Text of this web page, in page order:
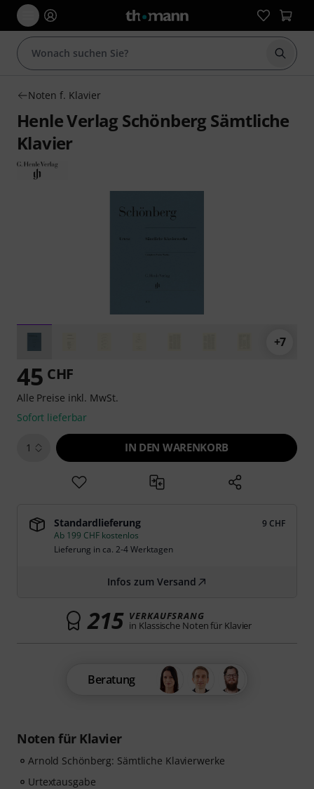
Suche
Noten f. Klavier
Henle Verlag Schönberg Sämtliche
Klavier
+7
Noten für Klavier
Arnold Schönberg: Sämtliche Klavierwerke
Urtextausgabe
45 CHF
Alle Preise inkl. MwSt.
Sofort lieferbar
1 IN DEN WARENKORB
Standardlieferung
9 CHF
Ab 199 CHF kostenlos
Lieferung in ca. 2-4 Werktagen
Infos zum Versand
215 VERKAUFSRANG
in Klassische Noten für Klavier
Beratung